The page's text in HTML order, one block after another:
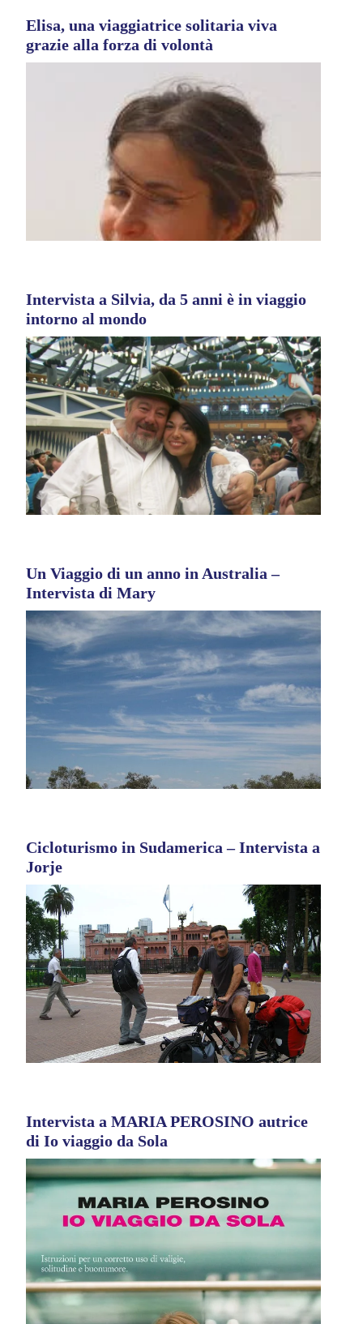
Elisa, una viaggiatrice solitaria viva
grazie alla forza di volontà
Intervista a Silvia, da 5 anni è in viaggio
intorno al mondo
Un Viaggio di un anno in Australia –
Intervista di Mary
Cicloturismo in Sudamerica – Intervista a
Jorje
Intervista a MARIA PEROSINO autrice
di Io viaggio da Sola